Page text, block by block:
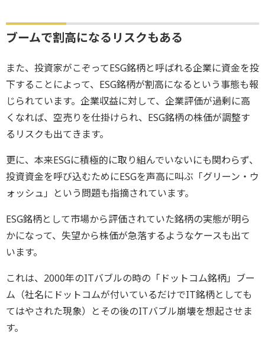
ブームで割高になるリスクもある
また、投資家がこぞってESG銘柄と呼ばれる企業に資金を投
下することによって、ESG銘柄が割高になるという事態も報
じられています。企業収益に対して、企業評価が過剰に高
くなれば、空売りを仕掛けられ、ESG銘柄の株価が調整す
るリスクも出てきます。
更に、本来ESGに積極的に取り組んでいないにも関わらず、
投資資金を呼び込むためにESGを声高に叫ぶ「グリーン・ウ
ォッシュ」という問題も指摘されています。
ESG銘柄として市場から評価されていた銘柄の実態が明ら
かになって、失望から株価が急落するようなケースも出て
います。
これは、2000年のITバブルの時の「ドットコム銘柄」ブー
ム（社名にドットコムが付いているだけでIT銘柄としても
てはやされた現象）とその後のITバブル崩壊を想起させま
す。